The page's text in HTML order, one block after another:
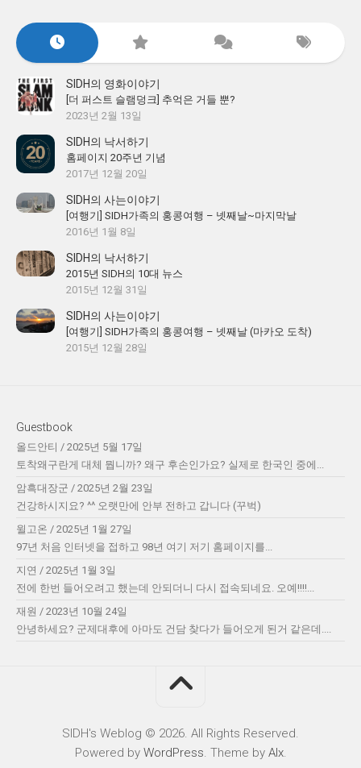
SIDH의 영화이야기
[더 퍼스트 슬램덩크] 추억은 거들 뿐?
2023년 2월 13일
SIDH의 낙서하기
홈페이지 20주년 기념
2017년 12월 20일
SIDH의 사는이야기
[여행기] SIDH가족의 홍콩여행 – 넷째날~마지막날
2016년 1월 8일
SIDH의 낙서하기
2015년 SIDH의 10대 뉴스
2015년 12월 31일
SIDH의 사는이야기
[여행기] SIDH가족의 홍콩여행 – 넷째날 (마카오 도착)
2015년 12월 28일
Guestbook
올드안티 / 2025년 5월 17일
토착왜구란게 대체 뭡니까? 왜구 후손인가요? 실제로 한국인 중에...
암흑대장군 / 2025년 2월 23일
건강하시지요? ^^ 오랫만에 안부 전하고 갑니다 (꾸벅)
윌고온 / 2025년 1월 27일
97년 처음 인터넷을 접하고 98년 여기 저기 홈페이지를...
지연 / 2025년 1월 3일
전에 한번 들어오려고 했는데 안되더니 다시 접속되네요. 오예!!!!...
재원 / 2023년 10월 24일
안녕하세요? 군제대후에 아마도 건담 찾다가 들어오게 된거 같은데....
SIDH′s Weblog © 2026. All Rights Reserved.
Powered by WordPress . Theme by Alx.